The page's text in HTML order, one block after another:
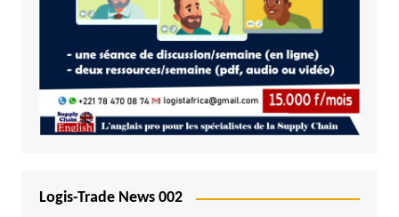
Logis-Trade News 002